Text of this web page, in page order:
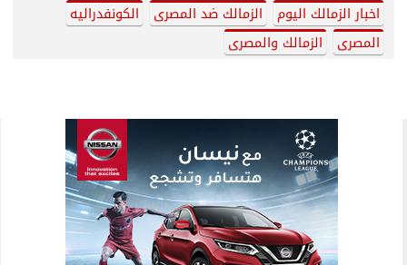
اخبار الزمالك اليوم
الزمالك ضد المصرى
الكونفدراليه
المصرى
الزمالك والمصرى